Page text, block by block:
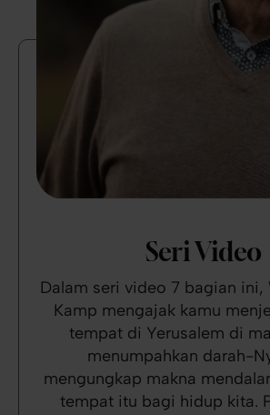
Seri Video
Dalam seri video 7 bagian ini,
Kamp mengajak kamu
tempat di Yerusalem di
menumpahkan darah-
mengungkap makna
tempat itu bagi hidup kita.